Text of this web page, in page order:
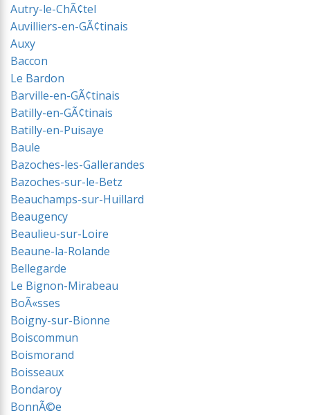
Autry-le-ChÃ¢tel
Auvilliers-en-GÃ¢tinais
Auxy
Baccon
Le Bardon
Barville-en-GÃ¢tinais
Batilly-en-GÃ¢tinais
Batilly-en-Puisaye
Baule
Bazoches-les-Gallerandes
Bazoches-sur-le-Betz
Beauchamps-sur-Huillard
Beaugency
Beaulieu-sur-Loire
Beaune-la-Rolande
Bellegarde
Le Bignon-Mirabeau
BoÃ«sses
Boigny-sur-Bionne
Boiscommun
Boismorand
Boisseaux
Bondaroy
BonnÃ©e